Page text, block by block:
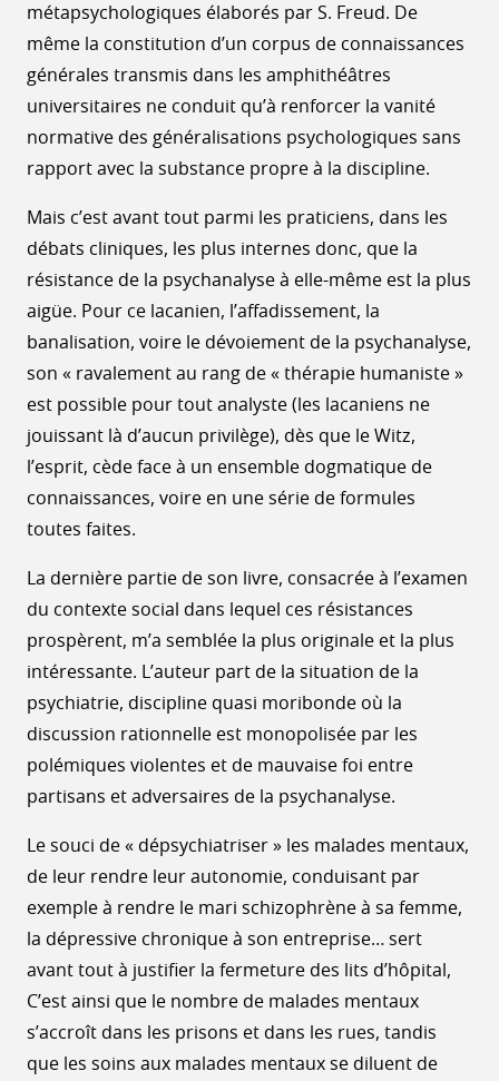
métapsychologiques élaborés par S. Freud. De
même la constitution d’un corpus de connaissances
générales transmis dans les amphithéâtres
universitaires ne conduit qu’à renforcer la vanité
normative des généralisations psychologiques sans
rapport avec la substance propre à la discipline.
Mais c’est avant tout parmi les praticiens, dans les
débats cliniques, les plus internes donc, que la
résistance de la psychanalyse à elle-même est la plus
aigüe. Pour ce lacanien, l’affadissement, la
banalisation, voire le dévoiement de la psychanalyse,
son « ravalement au rang de « thérapie humaniste »
est possible pour tout analyste (les lacaniens ne
jouissant là d’aucun privilège), dès que le Witz,
l’esprit, cède face à un ensemble dogmatique de
connaissances, voire en une série de formules
toutes faites.
La dernière partie de son livre, consacrée à l’examen
du contexte social dans lequel ces résistances
prospèrent, m’a semblée la plus originale et la plus
intéressante. L’auteur part de la situation de la
psychiatrie, discipline quasi moribonde où la
discussion rationnelle est monopolisée par les
polémiques violentes et de mauvaise foi entre
partisans et adversaires de la psychanalyse.
Le souci de « dépsychiatriser » les malades mentaux,
de leur rendre leur autonomie, conduisant par
exemple à rendre le mari schizophrène à sa femme,
la dépressive chronique à son entreprise… sert
avant tout à justifier la fermeture des lits d’hôpital,
C’est ainsi que le nombre de malades mentaux
s’accroît dans les prisons et dans les rues, tandis
que les soins aux malades mentaux se diluent de